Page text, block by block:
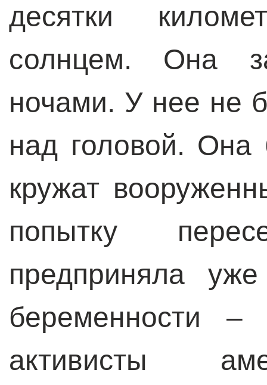
десятки
солнцем. Она
ночами. У нее не
над головой. Она
кружат
попытку
предприняла
беременности
активисты